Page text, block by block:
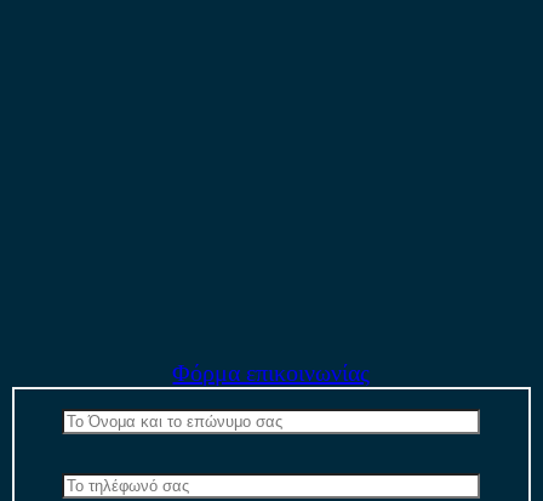
Φόρμα επικοινωνίας